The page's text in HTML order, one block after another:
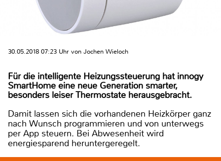
30.05.2018 07:23 Uhr von Jochen Wieloch
Für die intelligente Heizungssteuerung hat innogy
SmartHome eine neue Generation smarter,
besonders leiser Thermostate herausgebracht.
Damit lassen sich die vorhandenen Heizkörper ganz
nach Wunsch programmieren und von unterwegs
per App steuern. Bei Abwesenheit wird
energiesparend heruntergeregelt.